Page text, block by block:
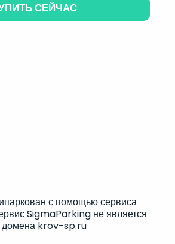
СЕЙЧАС
с помощью сервиса
SigmaParking не является
домена krov-sp.ru